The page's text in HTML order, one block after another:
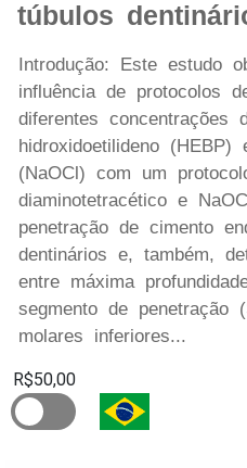
túbulos
Introdução: Este estudo
influência de protocolos
diferentes concentrações
hidroxidoetilideno
(NaOCl) com um
diaminotetracético e
penetração de cimento
dentinários e, também,
entre máxima
segmento de penetração
molares inferiores...
R$50,00